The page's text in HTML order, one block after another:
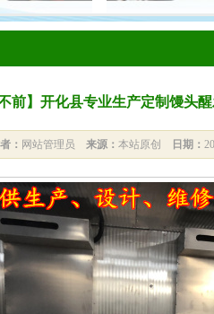
前】开化县专业生产定制馒头
： 网站管理员 来源： 本站原创 日期：